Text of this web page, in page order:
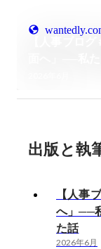
出版と執
【人事
へ」──
た話
2026年6月